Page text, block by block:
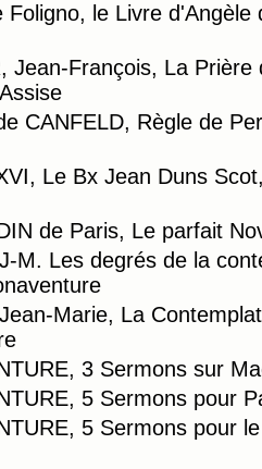
Foligno, le Livre d'Angèle
Jean-François, La Prière
CANFELD, Règle de
Le Bx Jean Duns
de Paris, Le parfait
M. Les degrés de la
Marie, La
3 Sermons sur
5 Sermons pour
5 Sermons pour